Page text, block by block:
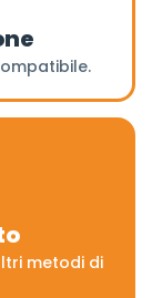
metodi di